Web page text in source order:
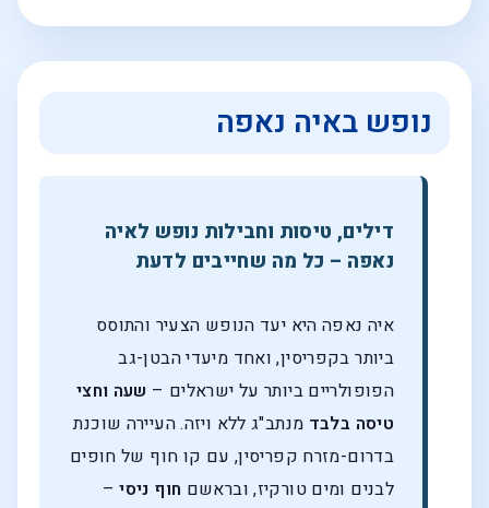
נופש באיה נאפה
דילים, טיסות וחבילות נופש לאיה
נאפה – כל מה שחייבים לדעת
איה נאפה היא יעד הנופש הצעיר והתוסס
ביותר בקפריסין, ואחד מיעדי הבטן-גב
הפופולריים ביותר על ישראלים – שעה וחצי
טיסה בלבד מנתב"ג ללא ויזה. העיירה שוכנת
בדרום-מזרח קפריסין, עם קו חוף של חופים
לבנים ומים טורקיז, ובראשם חוף ניסי–